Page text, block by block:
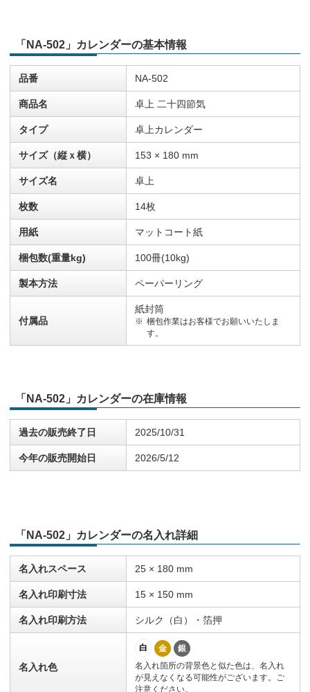
「NA-502」カレンダーの基本情報
品番 NA-502
商品名 卓上 二十四節気
タイプ 卓上カレンダー
サイズ（縦ｘ横） 153 × 180 mm
サイズ名 卓上
枚数 14枚
用紙 マットコート紙
梱包数(重量kg) 100冊(10kg)
製本方法 ペーパーリング
付属品
紙封筒
梱包作業はお客様でお願いいたしま
す。
「NA-502」カレンダーの在庫情報
過去の販売終了日 2025/10/31
今年の販売開始日 2026/5/12
「NA-502」カレンダーの名入れ詳細
名入れスペース 25 × 180 mm
名入れ印刷寸法 15 × 150 mm
名入れ印刷方法 シルク（白）・箔押
名入れ色
白 金
銀
名入れ箇所の背景色と似た色は、名入れ
が見えなくなる可能性がございます。ご
注意ください。